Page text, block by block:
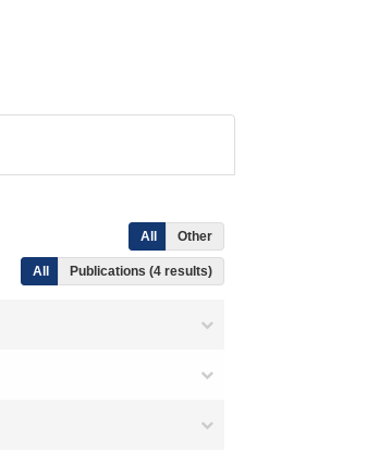
All Other
All Publications (4 results)